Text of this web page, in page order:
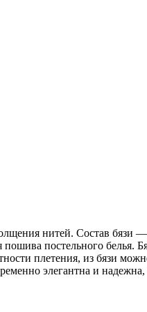
нитей. Состав бязи
постельного белья.
плетения, из бязи
элегантна и